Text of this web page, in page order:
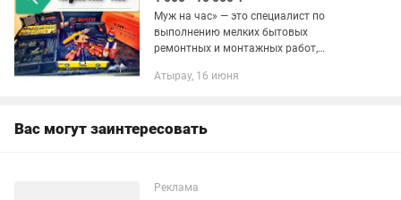
Муж на час» — это специалист по
выполнению мелких бытовых
ремонтных и монтажных работ,
время. Такие услуги включают
Атырау, 16 июня
Вас могут заинтересовать
Реклама